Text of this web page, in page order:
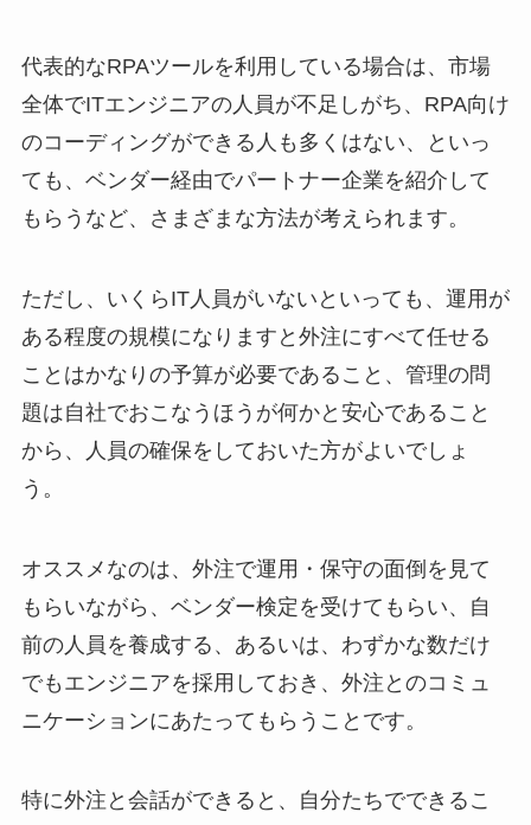
代表的なRPAツールを利用している場合は、市場
全体でITエンジニアの人員が不足しがち、RPA向け
のコーディングができる人も多くはない、といっ
ても、ベンダー経由でパートナー企業を紹介して
もらうなど、さまざまな方法が考えられます。
ただし、いくらIT人員がいないといっても、運用が
ある程度の規模になりますと外注にすべて任せる
ことはかなりの予算が必要であること、管理の問
題は自社でおこなうほうが何かと安心であること
から、人員の確保をしておいた方がよいでしょ
う。
オススメなのは、外注で運用・保守の面倒を見て
もらいながら、ベンダー検定を受けてもらい、自
前の人員を養成する、あるいは、わずかな数だけ
でもエンジニアを採用しておき、外注とのコミュ
ニケーションにあたってもらうことです。
特に外注と会話ができると、自分たちでできるこ